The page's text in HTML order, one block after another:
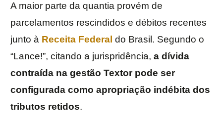
A maior parte da quantia provém de
parcelamentos rescindidos e débitos recentes
junto à Receita Federal do Brasil. Segundo o
“Lance!”, citando a jurispridência, a dívida
contraída na gestão Textor pode ser
configurada como apropriação indébita dos
tributos retidos.